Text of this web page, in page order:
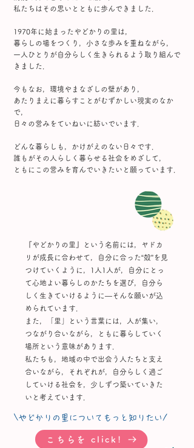
私たちはその思いとともに歩んできました．
1970年に始まったやどかりの里は，
暮らしの場をつくり，小さな歩みを重ねながら，
一人ひとりが自分らしく生きられるよう取り組んで
きました．
今もなお，環境やまなざしの壁があり，
あたりまえに暮らすことがむずかしい現実のなか
で，
日々の営みをていねいに紡いでいます．
どんな暮らしも，かけがえのない日々です．
誰もがその人らしく暮らせる社会をめざして，
ともにこの営みを育んでいきたいと願っています．
『やどかりの里』という名前には，ヤドカ
リが成長に合わせて，自分に合った“殻”を見
つけていくように，1人1人が，自分にとっ
て心地よい暮らしのかたちを選び，自分ら
しく生きていけるように―そんな願いが込
められています．
また，「里」という言葉には，人が集い，
つながり合いながら，ともに暮らしていく
場所という意味があります．
私たちも，地域の中で出会う人たちと支え
合いながら，それぞれが，自分らしく過ご
していける社会を，少しずつ築いていきた
いと考えています．
\やどかりの里についてもっと知りたい/
こちらを click!